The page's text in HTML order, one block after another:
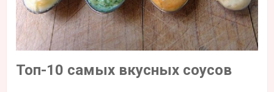
Топ-10 самых вкусных соусов